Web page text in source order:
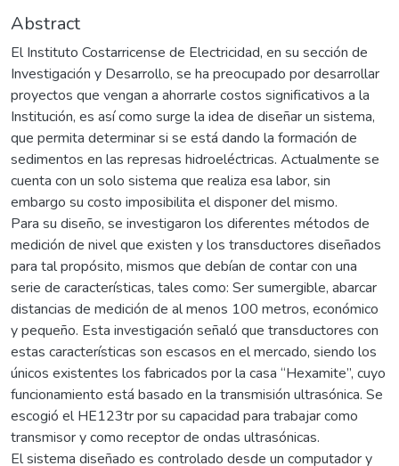
Abstract
El Instituto Costarricense de Electricidad, en su sección de
Investigación y Desarrollo, se ha preocupado por desarrollar
proyectos que vengan a ahorrarle costos significativos a la
Institución, es así como surge la idea de diseñar un sistema,
que permita determinar si se está dando la formación de
sedimentos en las represas hidroeléctricas. Actualmente se
cuenta con un solo sistema que realiza esa labor, sin
embargo su costo imposibilita el disponer del mismo.
Para su diseño, se investigaron los diferentes métodos de
medición de nivel que existen y los transductores diseñados
para tal propósito, mismos que debían de contar con una
serie de características, tales como: Ser sumergible, abarcar
distancias de medición de al menos 100 metros, económico
y pequeño. Esta investigación señaló que transductores con
estas características son escasos en el mercado, siendo los
únicos existentes los fabricados por la casa “Hexamite”, cuyo
funcionamiento está basado en la transmisión ultrasónica. Se
escogió el HE123tr por su capacidad para trabajar como
transmisor y como receptor de ondas ultrasónicas.
El sistema diseñado es controlado desde un computador y